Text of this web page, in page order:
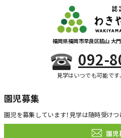
福岡県福岡市早良区脇山 大
092-
見学はいつでも可能です
園児募集
園児を募集しています！ 見学は随時受けつ
園児